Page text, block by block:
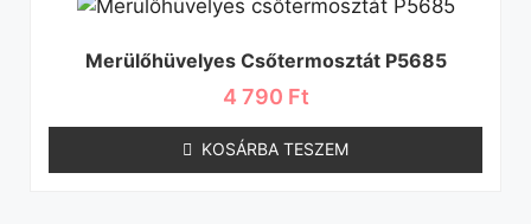
Merülőhüvelyes Csőtermosztát P5685
4 790 Ft
KOSÁRBA TESZEM